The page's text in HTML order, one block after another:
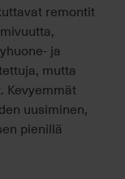
remontit
ja
mutta
Kevyemmät
uusiminen,
pienillä